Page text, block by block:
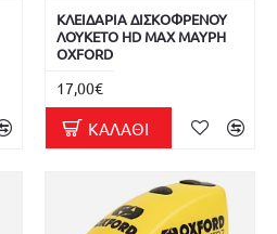
ΚΛΕΙΔΑΡΙΑ ΔΙΣΚΟΦΡΕΝΟΥ
ΛΟΥΚΕΤΟ HD MAX ΜΑΥΡΗ
OXFORD
17,00€
ΚΑΛΆΘΙ